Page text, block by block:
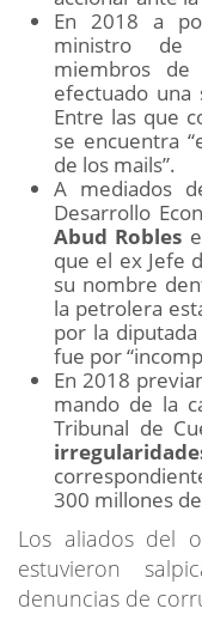
En 2018 a
ministro de
miembros de
efectuado una
Entre las que
se encuentra
de los mails”.
A mediados
Desarrollo
Abud Robles
que el ex Jefe
su nombre
la petrolera
por la
fue por
En 2018
mando de la
Tribunal de
300 millones
Los aliados del
estuvieron
denuncias de